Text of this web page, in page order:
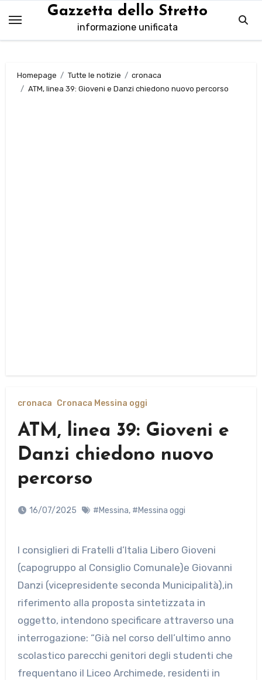
contenuto
Gazzetta dello Stretto
informazione unificata
Homepage Tutte le notizie
cronaca
ATM, linea 39: Gioveni e Danzi chiedono nuovo percorso
cronaca Cronaca Messina oggi
ATM, linea 39: Gioveni e
Danzi chiedono nuovo
percorso
16/07/2025 #Messina, #Messina oggi
I consiglieri di Fratelli d’Italia Libero Gioveni
(capogruppo al Consiglio Comunale)e Giovanni
Danzi (vicepresidente seconda Municipalità),in
riferimento alla proposta sintetizzata in
oggetto, intendono specificare attraverso una
interrogazione: “Già nel corso dell’ultimo anno
scolastico parecchi genitori degli studenti che
frequentano il Liceo Archimede, residenti in